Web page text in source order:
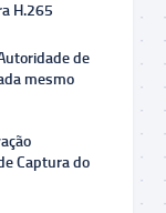
H.265
de
mesmo
Captura do